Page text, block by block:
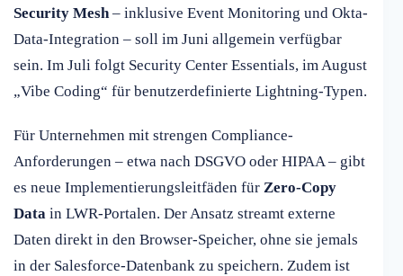
Security Mesh– inklusive Event Monitoring und Okta-
Data-Integration – soll im Juni allgemein verfügbar
sein. Im Juli folgt Security Center Essentials, im August
„Vibe Coding“ für benutzerdefinierte Lightning-Typen.
Für Unternehmen mit strengen Compliance-
Anforderungen – etwa nach DSGVO oder HIPAA – gibt
es neue Implementierungsleitfäden für Zero-Copy
Data in LWR-Portalen. Der Ansatz streamt externe
Daten direkt in den Browser-Speicher, ohne sie jemals
in der Salesforce-Datenbank zu speichern. Zudem ist